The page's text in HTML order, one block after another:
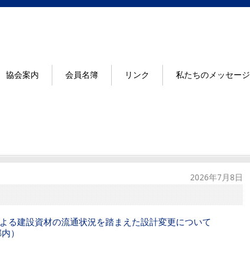
協会案内 会員名簿 リンク 私たちのメッセージ
2026年7月8日
る建設資材の流通状況を踏まえた設計変更について
）